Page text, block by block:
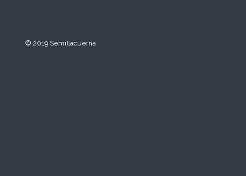
© 2019 Semillacuerna